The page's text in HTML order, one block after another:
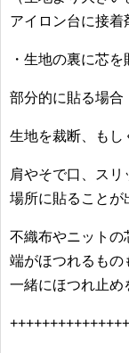
アイロン台に接着
・生地の裏に芯
部分的に貼る場
生地を裁断、もし
肩やそで口、ス
場所に貼ることが
不織布やニットの
端がほつれるもの
一緒にほつれ止め